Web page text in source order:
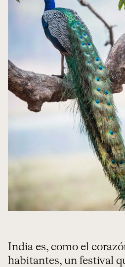
India es, como el
habitantes, un festival